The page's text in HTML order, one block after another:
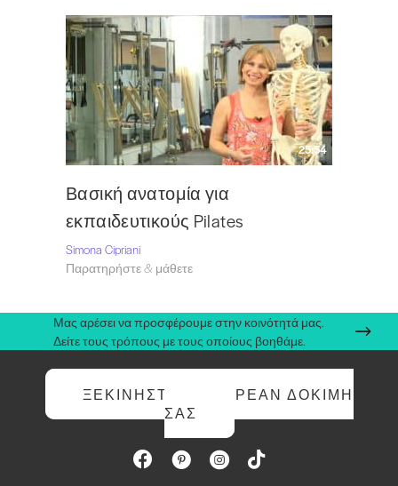
25:54
Βασική ανατομία για
εκπαιδευτικούς Pilates
Simona Cipriani
Παρατηρήστε & μάθετε
Μας αρέσει να προσφέρουμε στην κοινότητά μας.
Δείτε τους τρόπους με τους οποίους βοηθάμε.
ΞΕΚΙΝΉΣΤΕ ΤΗ ΔΩΡΕΆΝ ΔΟΚΙΜΉ
ΣΑΣ